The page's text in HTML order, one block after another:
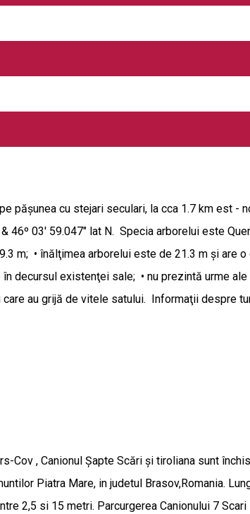
de alte specii de plante, dintre care
de amfibieni: buhaiul de baltă cu burtă
Aninișurile de pe Târlung, fac parte din situl
păşunea cu stejari seculari, la cca 1.7 km est
46º 03' 59.047" lat N. Specia arborelui este
m; • înălţimea arborelui este de 21.3 m şi are
decursul existenţei sale; • nu prezintă urme
au grijă de vitele satului. Informaţii despre
Cov , Canionul Șapte Scări și tiroliana sunt
Piatra Mare, in judetul Brasov,Romania.
2,5 si 15 metri. Parcurgerea Canionului 7